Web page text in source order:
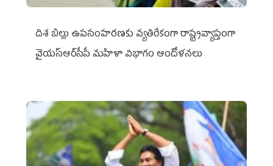
దిశ బిల్లు ఉపసంహరణకు వ్యతిరేకంగా రాష్ట్రవ్యాప్తంగా
వైయ‌స్ఆర్‌సీపీ మహిళా విభాగం ఆందోళనలు